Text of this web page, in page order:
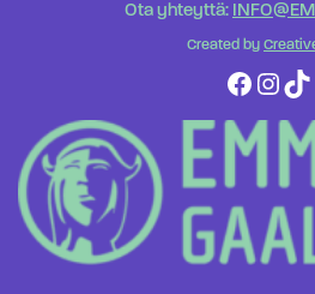
Ota yhteyttä:
Created by